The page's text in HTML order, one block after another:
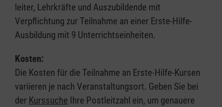
leiter, Lehrkräfte und Auszubildende mit
Verpflichtung zur Teilnahme an einer Erste-Hilfe-
Ausbildung mit 9 Unterrichtseinheiten.
Kosten:
Die Kosten für die Teilnahme an Erste-Hilfe-Kursen
variieren je nach Veranstaltungsort. Geben Sie bei
der Kurssuche Ihre Postleitzahl ein, um genauere